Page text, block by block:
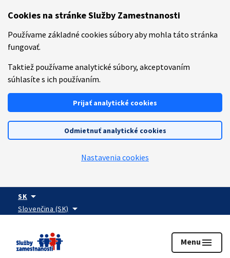
Cookies na stránke Služby Zamestnanosti
Používame základné cookies súbory aby mohla táto stránka
fungovať.
Taktiež používame analytické súbory, akceptovaním
súhlasíte s ich používaním.
Prijať analytické cookies
Odmietnuť analytické cookies
Nastavenia cookies
Menu menu
SK arrow_drop_down
Slovenčina (SK)arrow_drop_down